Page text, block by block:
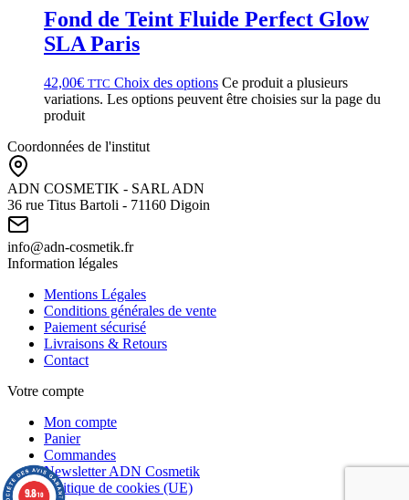
Fond de Teint Fluide Perfect Glow
SLA Paris
42,00€ TTC Choix des options Ce produit a plusieurs
variations. Les options peuvent être choisies sur la page du
produit
Coordonnées de l'institut
ADN COSMETIK - SARL ADN
36 rue Titus Bartoli - 71160 Digoin
info@adn-cosmetik.fr
Information légales
Mentions Légales
Conditions générales de vente
Paiement sécurisé
Livraisons & Retours
Contact
Votre compte
Mon compte
Panier
Commandes
Newsletter ADN Cosmetik
Politique de cookies (UE)
9.8/10